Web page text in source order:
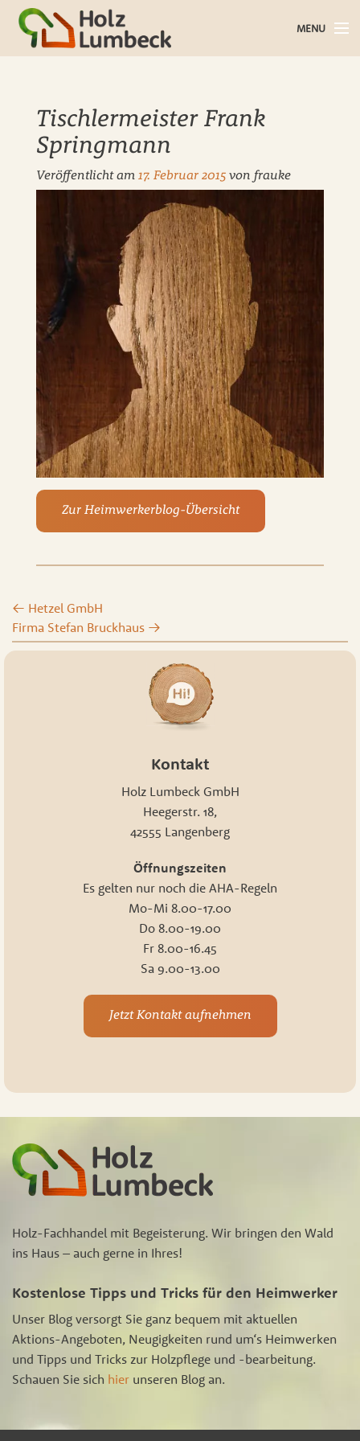
MENU
Holz im Garten
Bauholz
Blog
Kontakt
Tischlermeister Frank
Springmann
Veröffentlicht am 17. Februar 2015 von frauke
Zur Heimwerkerblog-Übersicht
← Hetzel GmbH
Firma Stefan Bruckhaus →
Kontakt
Holz Lumbeck GmbH
Heegerstr. 18,
42555 Langenberg
Öffnungszeiten
Es gelten nur noch die AHA-Regeln
Mo-Mi 8.00-17.00
Do 8.00-19.00
Fr 8.00-16.45
Sa 9.00-13.00
Jetzt Kontakt aufnehmen
Holz-Fachhandel mit Begeisterung. Wir bringen den Wald
ins Haus – auch gerne in Ihres!
Kostenlose Tipps und Tricks für den Heimwerker
Unser Blog versorgt Sie ganz bequem mit aktuellen
Aktions-Angeboten, Neugigkeiten rund um‘s Heimwerken
und Tipps und Tricks zur Holzpflege und -bearbeitung.
Schauen Sie sich hier unseren Blog an.